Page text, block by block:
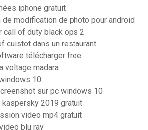
iphone gratuit
de modification de photo pour android
call of duty black ops 2
cuistot dans un restaurant
télécharger free
voltage madara
10
sur pc windows 10
kaspersky 2019 gratuit
video mp4 gratuit
blu ray